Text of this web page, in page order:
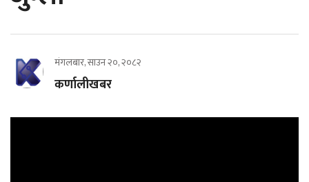
मंगलबार, साउन २०, २०८२
कर्णालीखबर